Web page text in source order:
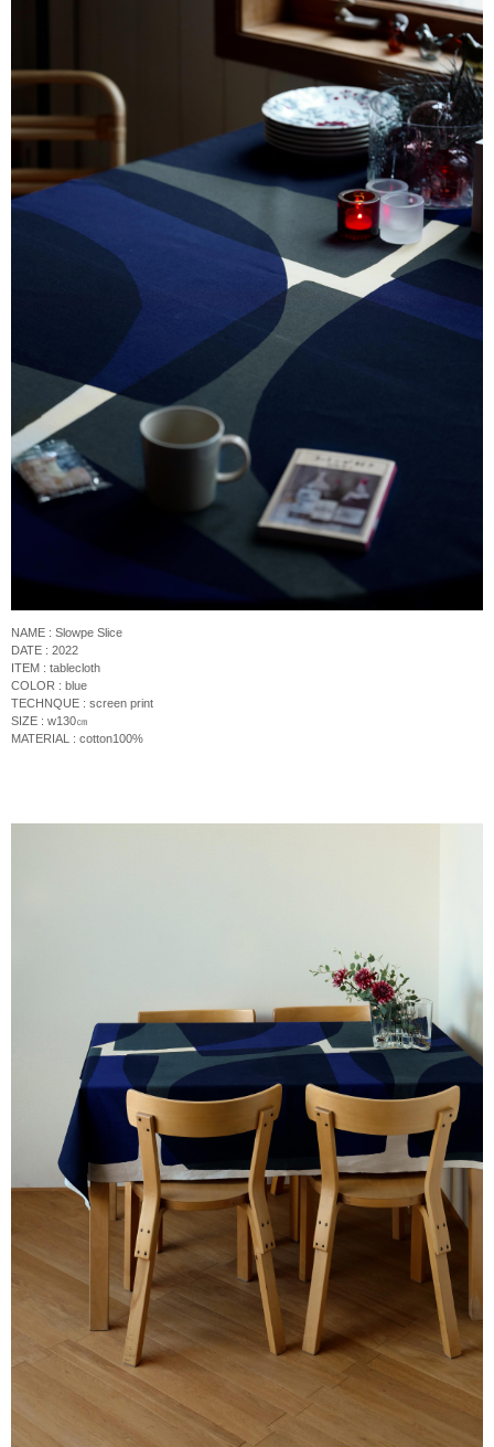
NAME : Slowpe Slice
DATE : 2022
ITEM : tablecloth
COLOR : blue
TECHNQUE : screen print
SIZE : w130㎝
MATERIAL : cotton100%